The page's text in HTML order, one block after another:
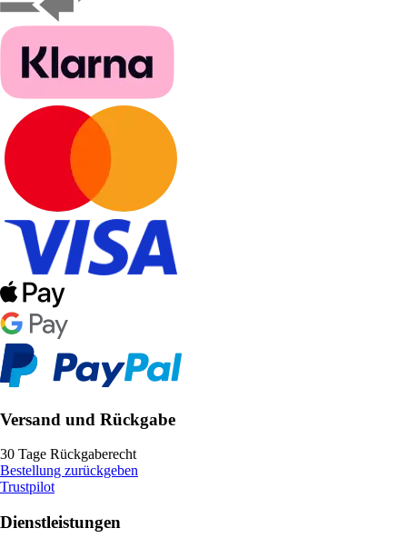
Versand und Rückgabe
30 Tage Rückgaberecht
Bestellung zurückgeben
Trustpilot
Dienstleistungen